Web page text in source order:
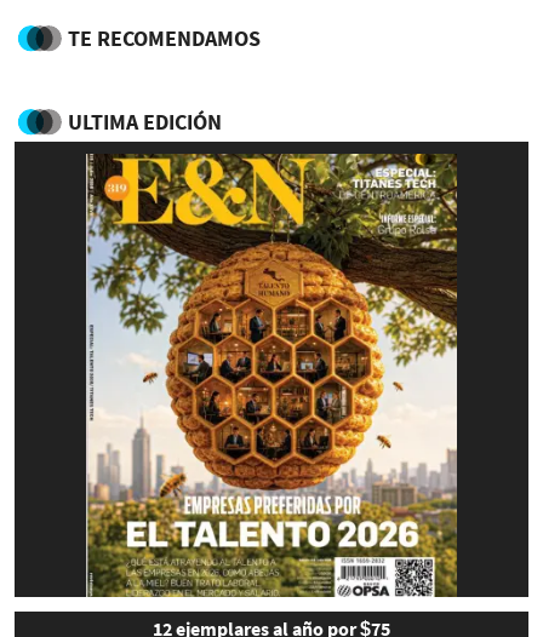
TE RECOMENDAMOS
ULTIMA EDICIÓN
12 ejemplares al año por $75